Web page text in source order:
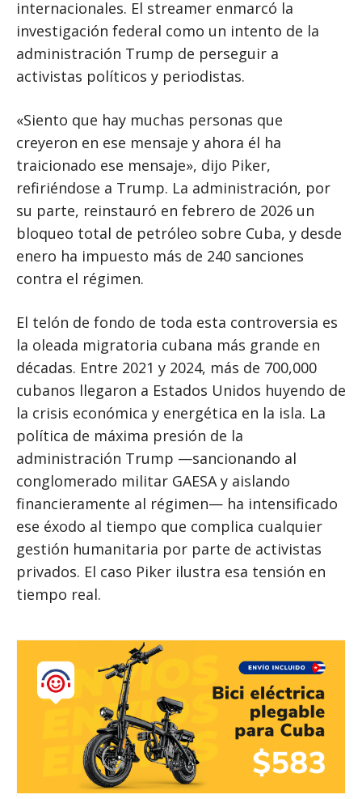
internacionales. El streamer enmarcó la
investigación federal como un intento de la
administración Trump de perseguir a
activistas políticos y periodistas.
«Siento que hay muchas personas que
creyeron en ese mensaje y ahora él ha
traicionado ese mensaje», dijo Piker,
refiriéndose a Trump. La administración, por
su parte, reinstauró en febrero de 2026 un
bloqueo total de petróleo sobre Cuba, y desde
enero ha impuesto más de 240 sanciones
contra el régimen.
El telón de fondo de toda esta controversia es
la oleada migratoria cubana más grande en
décadas. Entre 2021 y 2024, más de 700,000
cubanos llegaron a Estados Unidos huyendo de
la crisis económica y energética en la isla. La
política de máxima presión de la
administración Trump —sancionando al
conglomerado militar GAESA y aislando
financieramente al régimen— ha intensificado
ese éxodo al tiempo que complica cualquier
gestión humanitaria por parte de activistas
privados. El caso Piker ilustra esa tensión en
tiempo real.